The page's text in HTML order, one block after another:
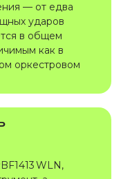
— от едва
ударов
в общем
как в
оркестровом
WLN,